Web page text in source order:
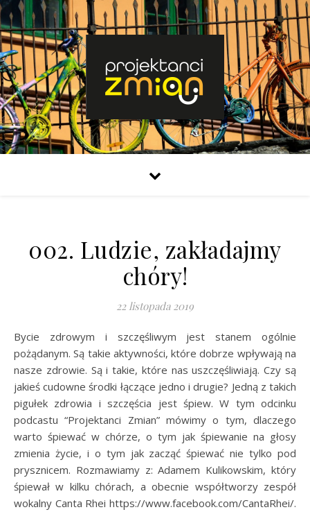
002. Ludzie, zakładajmy
chóry!
22 listopada 2019
Bycie zdrowym i szczęśliwym jest stanem ogólnie
pożądanym. Są takie aktywności, które dobrze wpływają na
nasze zdrowie. Są i takie, które nas uszczęśliwiają. Czy są
jakieś cudowne środki łączące jedno i drugie? Jedną z takich
pigułek zdrowia i szczęścia jest śpiew. W tym odcinku
podcastu “Projektanci Zmian” mówimy o tym, dlaczego
warto śpiewać w chórze, o tym jak śpiewanie na głosy
zmienia życie, i o tym jak zacząć śpiewać nie tylko pod
prysznicem. Rozmawiamy z: Adamem Kulikowskim, który
śpiewał w kilku chórach, a obecnie współtworzy zespół
wokalny Canta Rhei https://www.facebook.com/CantaRhei/.